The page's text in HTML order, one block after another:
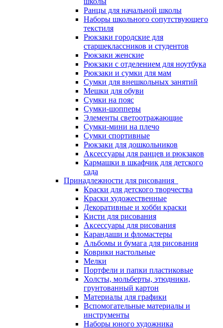
Ранцы для начальной школы
Наборы школьного сопутствующего
текстиля
Рюкзаки городские для
старшеклассников и студентов
Рюкзаки женские
Рюкзаки с отделением для ноутбука
Рюкзаки и сумки для мам
Сумки для внешкольных занятий
Мешки для обуви
Сумки на пояс
Сумки-шопперы
Элементы светоотражающие
Сумки-мини на плечо
Сумки спортивные
Рюкзаки для дошкольников
Аксессуары для ранцев и рюкзаков
Кармашки в шкафчик для детского
сада
Принадлежности для рисования
Краски для детского творчества
Краски художественные
Декоративные и хобби краски
Кисти для рисования
Аксессуары для рисования
Карандаши и фломастеры
Альбомы и бумага для рисования
Коврики настольные
Мелки
Портфели и папки пластиковые
Холсты, мольберты, этюдники,
грунтованный картон
Материалы для графики
Вспомогательные материалы и
инструменты
Наборы юного художника